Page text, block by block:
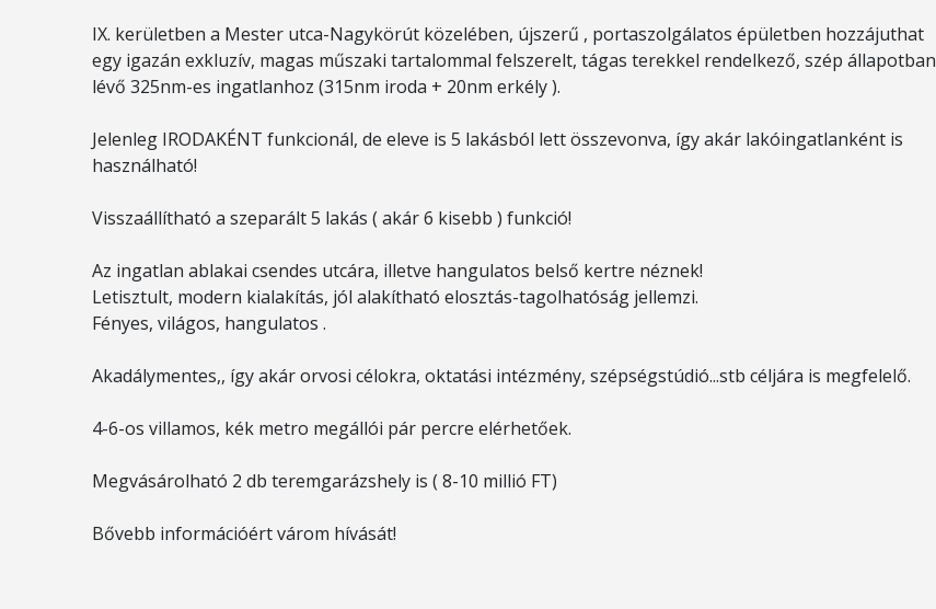
IX. kerületben a Mester utca-Nagykörút közelében, újszerű , portaszolgálatos épületben hozzájuthat
egy igazán exkluzív, magas műszaki tartalommal felszerelt, tágas terekkel rendelkező, szép állapotban
lévő 325nm-es ingatlanhoz (315nm iroda + 20nm erkély ).
Jelenleg IRODAKÉNT funkcionál, de eleve is 5 lakásból lett összevonva, így akár lakóingatlanként is
használható!
Visszaállítható a szeparált 5 lakás ( akár 6 kisebb ) funkció!
Az ingatlan ablakai csendes utcára, illetve hangulatos belső kertre néznek!
Letisztult, modern kialakítás, jól alakítható elosztás-tagolhatóság jellemzi.
Fényes, világos, hangulatos .
Akadálymentes,, így akár orvosi célokra, oktatási intézmény, szépségstúdió...stb céljára is megfelelő.
4-6-os villamos, kék metro megállói pár percre elérhetőek.
Megvásárolható 2 db teremgarázshely is ( 8-10 millió FT)
Bővebb információért várom hívását!